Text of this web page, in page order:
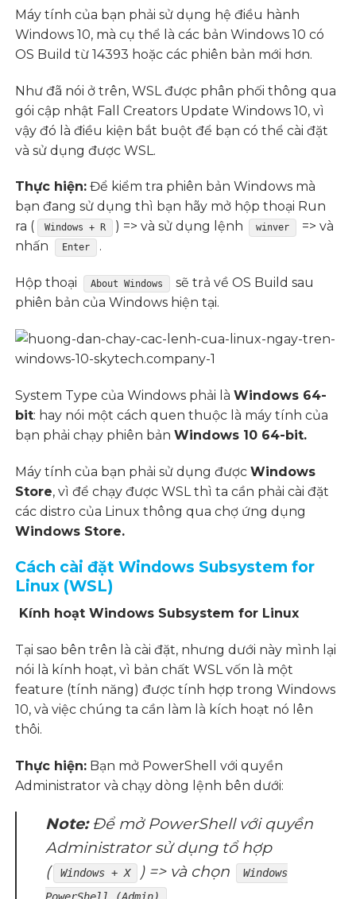
Máy tính của bạn phải sử dụng hệ điều hành
Windows 10, mà cụ thể là các bản Windows 10 có
OS Build từ 14393 hoặc các phiên bản mới hơn.
Như đã nói ở trên, WSL được phân phối thông qua
gói cập nhật Fall Creators Update Windows 10, vì
vậy đó là điều kiện bắt buột để bạn có thể cài đặt
và sử dụng được WSL.
Thực hiện: Để kiểm tra phiên bản Windows mà
bạn đang sử dụng thì bạn hãy mở hộp thoại Run
ra (
Windows + R ) => và sử dụng lệnh winver
=> và
nhấn
Enter .
Hộp thoại About Windows
sẽ trả về OS Build sau
phiên bản của Windows hiện tại.
System Type của Windows phải làWindows 64-
bit: hay nói một cách quen thuộc là máy tính của
bạn phải chạy phiên bảnWindows 10 64-bit.
Máy tính của bạn phải sử dụng đượcWindows
Store, vì để chạy được WSL thì ta cần phải cài đặt
các distro của Linux thông qua chợ ứng dụng
Windows Store.
Cách cài đặt Windows Subsystem for
Linux (WSL)
Kính hoạt Windows Subsystem for Linux
Tại sao bên trên là cài đặt, nhưng dưới này mình lại
nói là kính hoạt, vì bản chất WSL vốn là một
feature (tính năng) được tính hợp trong Windows
10, và việc chúng ta cần làm là kích hoạt nó lên
thôi.
Thực hiện: Bạn mở PowerShell với quyền
Administrator và chạy dòng lệnh bên dưới:
Note:Để mở PowerShell với quyền
Administrator sử dụng tổ hợp
(
Windows + X ) => và chọn
Windows